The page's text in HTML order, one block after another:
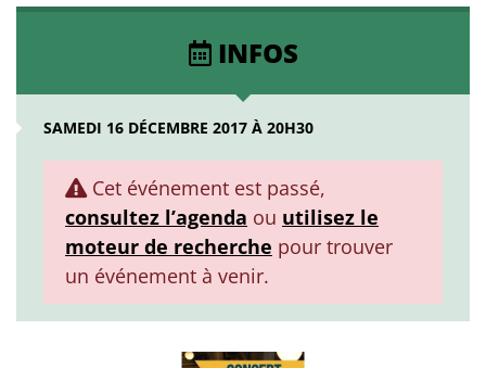
INFOS
SAMEDI 16 DÉCEMBRE 2017 À 20H30
Cet événement est passé,
consultez l’agenda ou utilisez le
moteur de recherche pour trouver
un événement à venir.